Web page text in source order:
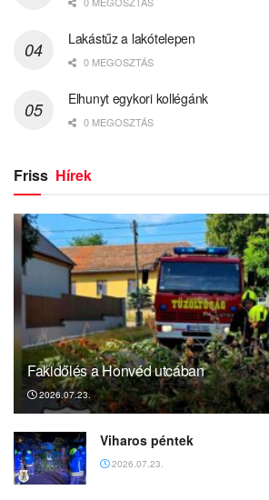
Lakástűz a lakótelepen
0 MEGOSZTÁS
Elhunyt egykori kollégánk
0 MEGOSZTÁS
Friss Hírek
Fakidőlés a Honvéd utcában
2026.07.23.
Viharos péntek
2026.07.23.